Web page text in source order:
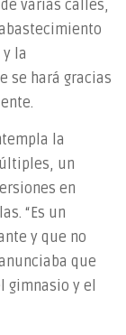
varias calles,
la
se hará gracias
la
un
en
“Es un
y que no
que
gimnasio y el